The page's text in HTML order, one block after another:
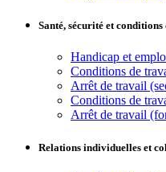
Santé, sécurité et
Handicap et
Conditions de
Arrêt de travail
Conditions de
Arrêt de travail
Relations individuelles et